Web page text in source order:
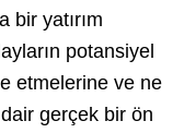
bir yatırım
potansiyel
etmelerine ve ne
gerçek bir ön